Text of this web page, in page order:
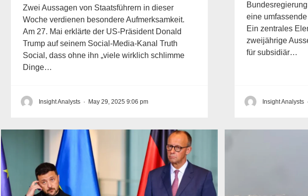
Zwei Aussagen von Staatsführern in dieser
Woche verdienen besondere Aufmerksamkeit.
Am 27. Mai erklärte der US-Präsident Donald
Trump auf seinem Social-Media-Kanal Truth
Social, dass ohne ihn „viele wirklich schlimme
Dinge…
Insight Analysts · May 29, 2025 9:06 pm
eine
Ein zentrales
zweijährige
für subsidiär…
Insight Analysts ·